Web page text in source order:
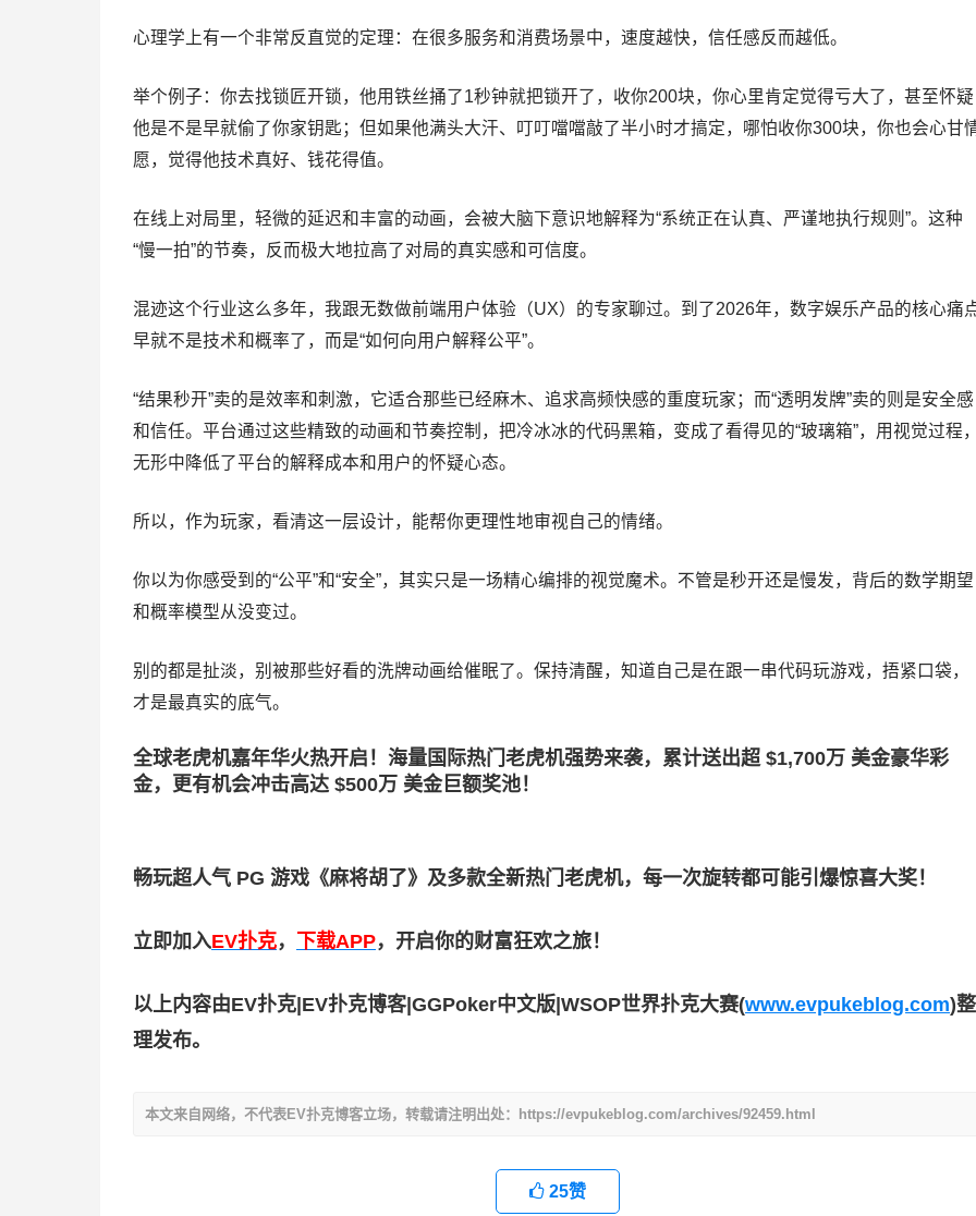
心理学上有一个非常反直觉的定理：在很多服务和消费场景中，速度越快，信任感反而越低。
举个例子：你去找锁匠开锁，他用铁丝捅了1秒钟就把锁开了，收你200块，你心里肯定觉得亏大了，甚至怀疑
他是不是早就偷了你家钥匙；但如果他满头大汗、叮叮噹噹敲了半小时才搞定，哪怕收你300块，你也会心甘
愿，觉得他技术真好、钱花得值。
在线上对局里，轻微的延迟和丰富的动画，会被大脑下意识地解释为“系统正在认真、严谨地执行规则”。这种
“慢一拍”的节奏，反而极大地拉高了对局的真实感和可信度。
混迹这个行业这么多年，我跟无数做前端用户体验（UX）的专家聊过。到了2026年，数字娱乐产品的核心痛
早就不是技术和概率了，而是“如何向用户解释公平”。
“结果秒开”卖的是效率和刺激，它适合那些已经麻木、追求高频快感的重度玩家；而“透明发牌”卖的则是安全感
和信任。平台通过这些精致的动画和节奏控制，把冷冰冰的代码黑箱，变成了看得见的“玻璃箱”，用视觉过程
无形中降低了平台的解释成本和用户的怀疑心态。
所以，作为玩家，看清这一层设计，能帮你更理性地审视自己的情绪。
你以为你感受到的“公平”和“安全”，其实只是一场精心编排的视觉魔术。不管是秒开还是慢发，背后的数学期望
和概率模型从没变过。
别的都是扯淡，别被那些好看的洗牌动画给催眠了。保持清醒，知道自己是在跟一串代码玩游戏，捂紧口袋，
才是最真实的底气。
全球老虎机嘉年华火热开启！海量国际热门老虎机强势来袭，累计送出超 $1,700万 美金豪华彩
金，更有机会冲击高达 $500万 美金巨额奖池！
畅玩超人气 PG 游戏《麻将胡了》及多款全新热门老虎机，每一次旋转都可能引爆惊喜大奖！
立即加入EV扑克， 下载APP，开启你的财富狂欢之旅！
以上内容由EV扑克|EV扑克博客|GGPoker中文版|WSOP世界扑克大赛(www.evpukeblog.com)整
理发布。
本文来自网络，不代表EV扑克博客立场，转载请注明出处：https://evpukeblog.com/archives/92459.html
25赞